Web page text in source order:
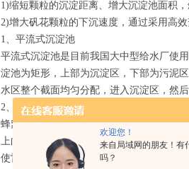
欢迎您！
来自局域网的朋友！有
吗？
1)缩短颗粒的沉淀距离、增大沉淀池面积
2)增大矾花颗粒的下沉速度，通过采用高
1、平流式沉淀池
平流式沉淀池是目前我国大中型给水厂使
淀池为矩形，上部为沉淀区，下部为污泥
水区整个截面均匀分配，进入沉淀区，然
2、蜂窝斜板(管)沉淀池
蜂窝斜板(管)沉淀是把与水平面成一定角
上向下流动，颗粒则沉于底部，而后自动
使雷诺数R大为降低，弗劳德数大为提高